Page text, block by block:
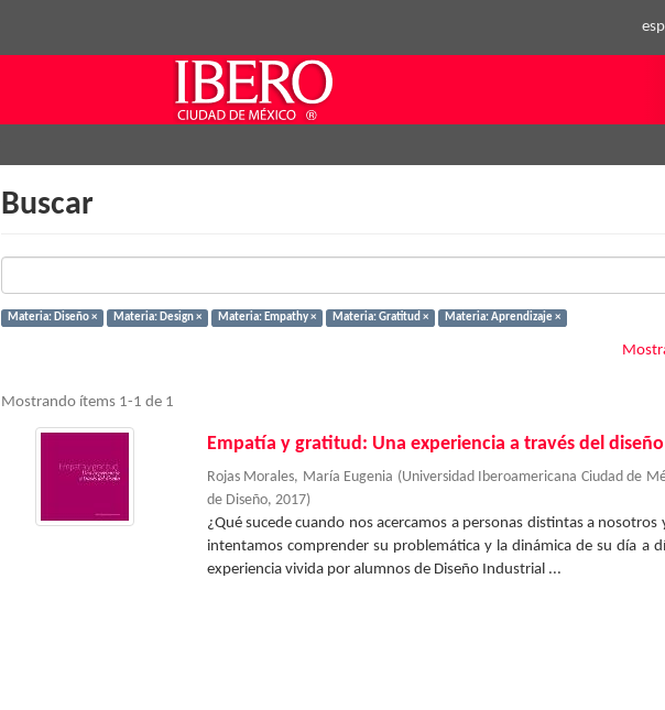
Buscar
Materia: Diseño × Materia: Design × Materia: Empathy × Materia: Gratitud × Materia: Aprendizaje ×
Mostrando ítems 1-1 de 1
Empatía y gratitud: Una experiencia a través del diseño
Rojas Morales, María Eugenia (Universidad Iberoamericana Ciudad de
de Diseño, 2017)
¿Qué sucede cuando nos acercamos a personas distintas a nosotros
intentamos comprender su problemática y la dinámica de su día a
experiencia vivida por alumnos de Diseño Industrial ...